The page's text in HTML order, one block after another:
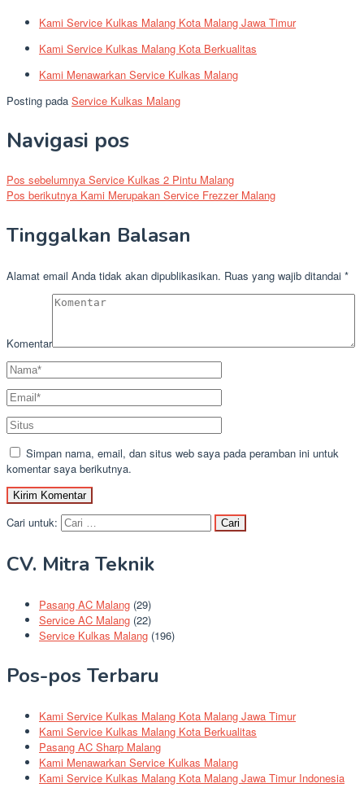
Kami Service Kulkas Malang Kota Malang Jawa Timur
Kami Service Kulkas Malang Kota Berkualitas
Kami Menawarkan Service Kulkas Malang
Posting pada Service Kulkas Malang
Navigasi pos
Pos sebelumnya Service Kulkas 2 Pintu Malang
Pos berikutnya Kami Merupakan Service Frezzer Malang
Tinggalkan Balasan
Alamat email Anda tidak akan dipublikasikan. Ruas yang wajib ditandai *
Komentar
Simpan nama, email, dan situs web saya pada peramban ini untuk
komentar saya berikutnya.
Cari untuk:
CV. Mitra Teknik
Pasang AC Malang (29)
Service AC Malang (22)
Service Kulkas Malang (196)
Pos-pos Terbaru
Kami Service Kulkas Malang Kota Malang Jawa Timur
Kami Service Kulkas Malang Kota Berkualitas
Pasang AC Sharp Malang
Kami Menawarkan Service Kulkas Malang
Kami Service Kulkas Malang Kota Malang Jawa Timur Indonesia